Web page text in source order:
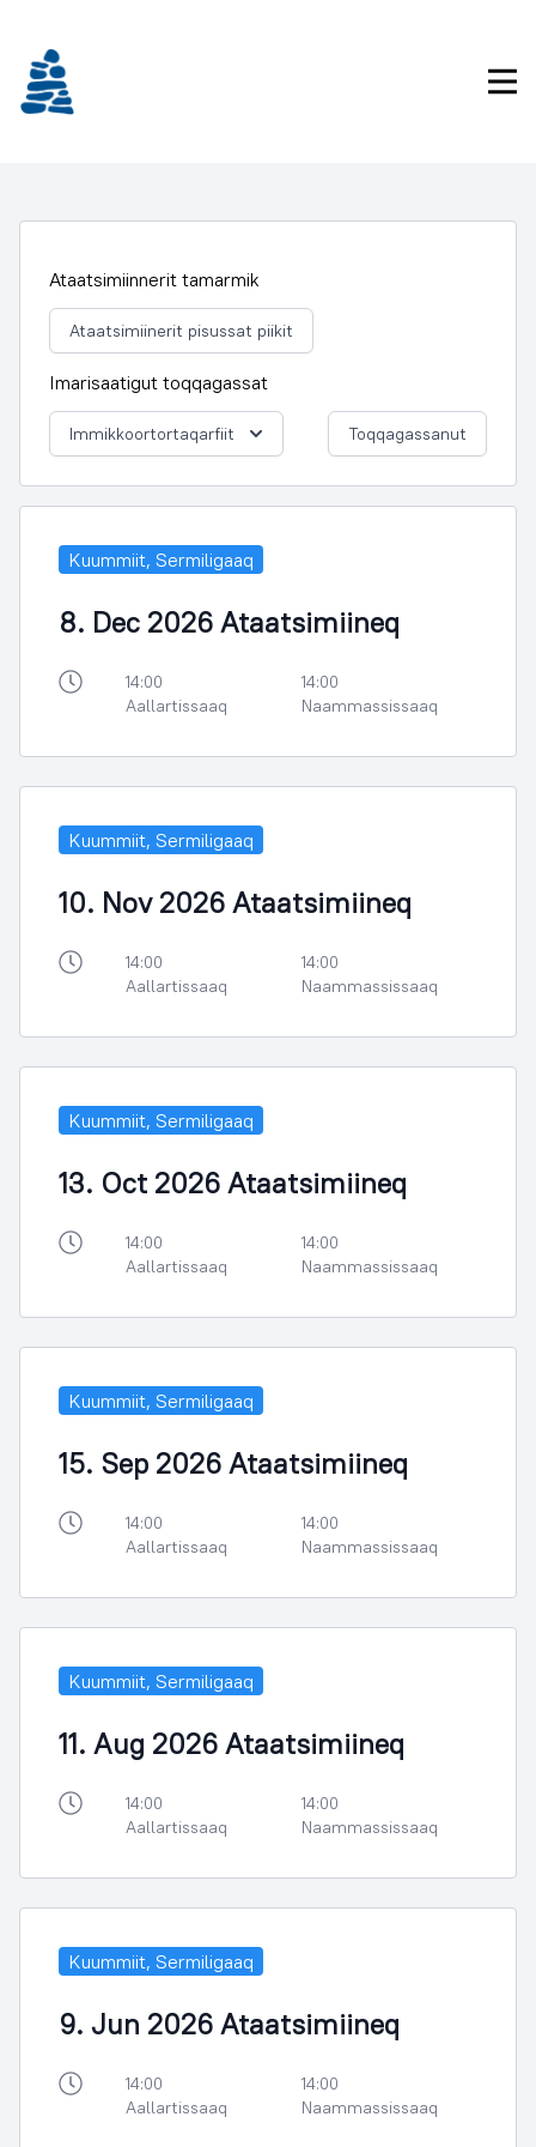
Ataatsimiinnerit tamarmik
Ataatsimiinerit pisussat piikit
Imarisaatigut toqqagassat
Immikkoortortaqarfiit Toqqagassanut
Kuummiit, Sermiligaaq
8. Dec 2026 Ataatsimiineq
14:00
Aallartissaaq
14:00
Naammassissaaq
Kuummiit, Sermiligaaq
10. Nov 2026 Ataatsimiineq
14:00
Aallartissaaq
14:00
Naammassissaaq
Kuummiit, Sermiligaaq
13. Oct 2026 Ataatsimiineq
14:00
Aallartissaaq
14:00
Naammassissaaq
Kuummiit, Sermiligaaq
15. Sep 2026 Ataatsimiineq
14:00
Aallartissaaq
14:00
Naammassissaaq
Kuummiit, Sermiligaaq
11. Aug 2026 Ataatsimiineq
14:00
Aallartissaaq
14:00
Naammassissaaq
Kuummiit, Sermiligaaq
9. Jun 2026 Ataatsimiineq
14:00
Aallartissaaq
14:00
Naammassissaaq